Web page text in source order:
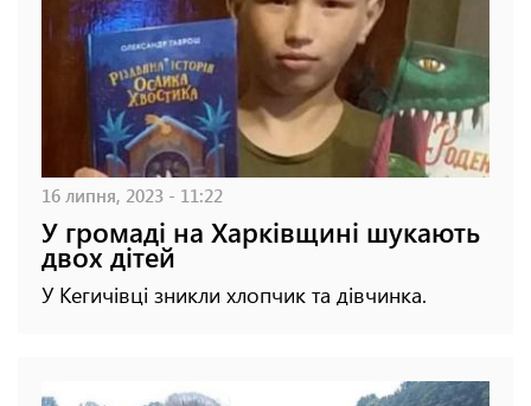
16 липня, 2023 - 11:22
У громаді на Харківщині шукають
двох дітей
У Кегичівці зникли хлопчик та дівчинка.